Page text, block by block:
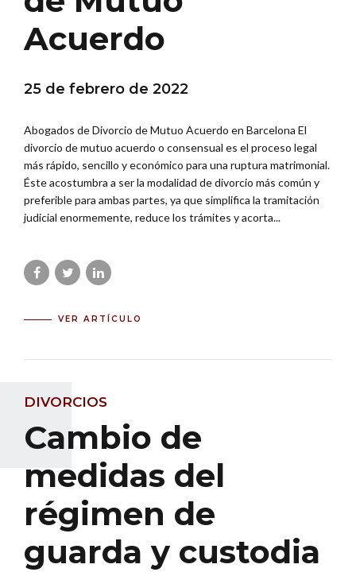
Acuerdo
25 de febrero de 2022
Abogados de Divorcio de Mutuo Acuerdo en Barcelona El
divorcio de mutuo acuerdo o consensual es el proceso legal
más rápido, sencillo y económico para una ruptura matrimonial.
Éste acostumbra a ser la modalidad de divorcio más común y
preferible para ambas partes, ya que simplifica la tramitación
judicial enormemente, reduce los trámites y acorta...
VER ARTÍCULO
DIVORCIOS
Cambio de
medidas del
régimen de
guarda y custodia